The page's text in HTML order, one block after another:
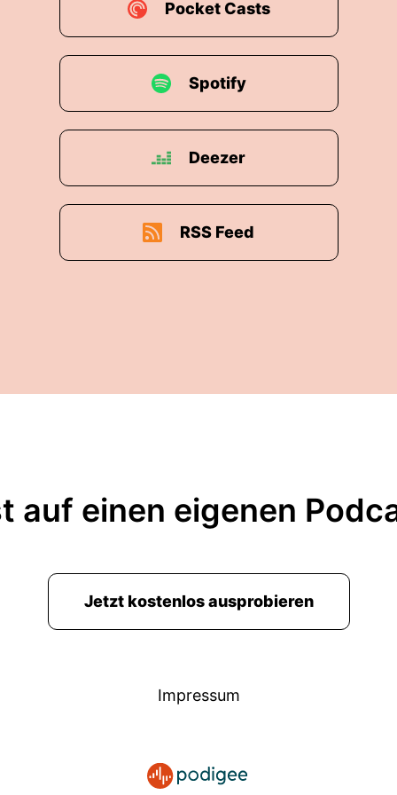
Bastia!
wissen?
zu tun.
sind auch nur zum Saunieren da.
können wir den Leuten heute immer den
ist eigentlich sowas wie ein Swinger Klub.
Pocket Casts
Spotify
Deezer
RSS Feed
auf einen eigenen
Jetzt kostenlos ausprobieren
Impressum